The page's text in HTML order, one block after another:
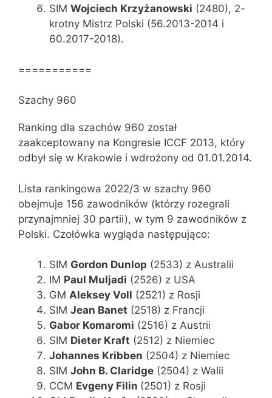
SIM Wojciech Krzyżanowski (2480), 2-
krotny Mistrz Polski (56.2013-2014 i
60.2017-2018).
===========
Szachy 960
Ranking dla szachów 960 został
zaakceptowany na Kongresie ICCF 2013, który
odbył się w Krakowie i wdrożony od 01.01.2014.
Lista rankingowa 2022/3 w szachy 960
obejmuje 156 zawodników (którzy rozegrali
przynajmniej 30 partii), w tym 9 zawodników z
Polski. Czołówka wygląda następująco:
SIM Gordon Dunlop (2533) z Australii
IM Paul Muljadi (2526) z USA
GM Aleksey Voll (2521) z Rosji
SIM Jean Banet (2518) z Francji
Gabor Komaromi (2516) z Austrii
SIM Dieter Kraft (2512) z Niemiec
Johannes Kribben (2504) z Niemiec
SIM John B. Claridge (2504) z Walii
CCM Evgeny Filin (2501) z Rosji